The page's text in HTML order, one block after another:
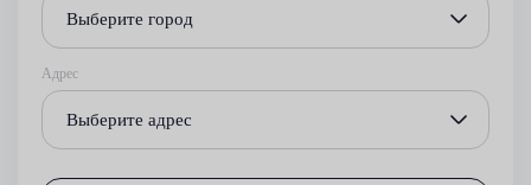
Выберите город
Адрес
Выберите адрес